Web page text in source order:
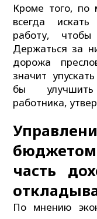
Кроме того, по
всегда
работу,
Держаться за
дорожа
значит
бы
работника,
часть
По мнению